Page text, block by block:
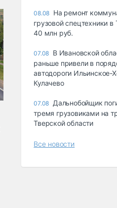
08.08 На ремонт
грузовой спецтехники
40 млн руб.
07.08 В Ивановской
раньше привели в
автодороги Ильинское-
Кулачево
07.08 Дальнобойщик
тремя грузовиками на
Тверской области
Все новости